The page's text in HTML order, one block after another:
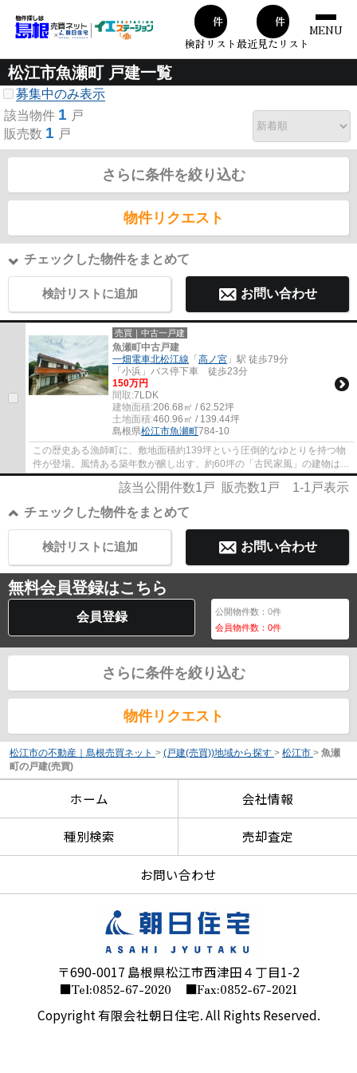
00件
検討リスト
00件
最近見たリスト
MENU
松江市魚瀬町 戸建一覧
募集中のみ表示
該当物件 1 戸
販売数 1 戸
さらに条件を絞り込む
物件リクエスト
チェックした物件をまとめて
検討リストに追加 お問い合わせ
売買｜中古一戸建
魚瀬町中古戸建
一畑電車北松江線 「高ノ宮 」駅 徒歩79分
「小浜」バス停下車 徒歩23分
150万円
間取:7LDK
建物面積:206.68㎡ / 62.52坪
土地面積:460.96㎡ / 139.44坪
島根県松江市魚瀬町784-10
この歴史ある漁師町に、敷地面積約139坪という圧倒的なゆとりを持つ物
件が登場。風情ある築年数が醸し出す、約60坪の「古民家風」の建物は、
古き良き日本の建築美を今に伝えます。敷地...
該当公開件数1 戸 販売数1 戸 1-1 戸表示
チェックした物件をまとめて
お問い合わせ
検討リストに追加
無料会員登録はこちら
会員登録 公開物件数：0件
会員物件数：0件
さらに条件を絞り込む
物件リクエスト
松江市の不動産｜島根売買ネット > (戸建(売買))地域から探す > 松江市 > 魚瀬
町の戸建(売買)
ホーム 会社情報
種別検索 売却査定
お問い合わせ
〒690-0017 島根県松江市西津田４丁目1-2
■Tel:0852-67-2020 ■Fax:0852-67-2021
Copyright 有限会社朝日住宅. All Rights Reserved.